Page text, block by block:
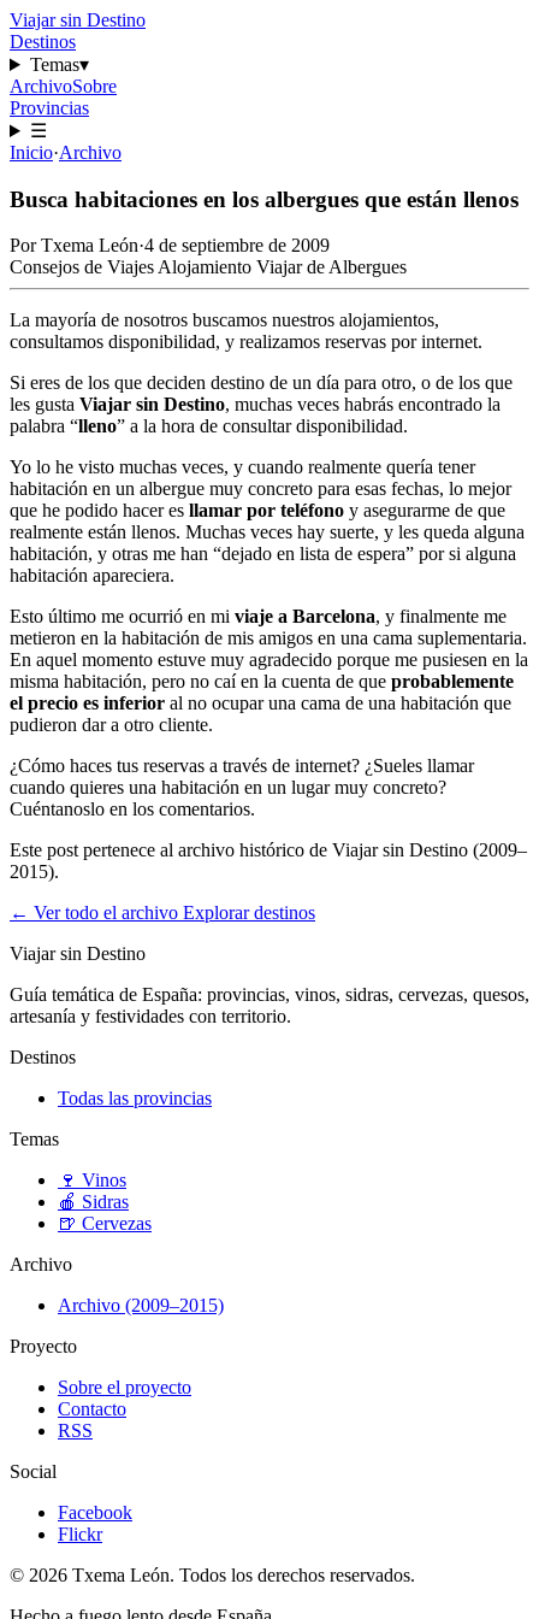
Viajar sin Destino
Destinos
Temas▾
ArchivoSobre
Provincias
☰
Inicio·Archivo
Busca habitaciones en los albergues que están llenos
PorTxema León·4 de septiembre de 2009
Consejos de ViajesAlojamiento Viajar de Albergues
La mayoría de nosotros buscamos nuestros alojamientos,
consultamos disponibilidad, y realizamos reservas por internet.
Si eres de los que deciden destino de un día para otro, o de los que
les gusta Viajar sin Destino, muchas veces habrás encontrado la
palabra “lleno” a la hora de consultar disponibilidad.
Yo lo he visto muchas veces, y cuando realmente quería tener
habitación en un albergue muy concreto para esas fechas, lo mejor
que he podido hacer es llamar por teléfono y asegurarme de que
realmente están llenos. Muchas veces hay suerte, y les queda alguna
habitación, y otras me han “dejado en lista de espera” por si alguna
habitación apareciera.
Esto último me ocurrió en mi viaje a Barcelona, y finalmente me
metieron en la habitación de mis amigos en una cama suplementaria.
En aquel momento estuve muy agradecido porque me pusiesen en la
misma habitación, pero no caí en la cuenta de que probablemente
el precio es inferior al no ocupar una cama de una habitación que
pudieron dar a otro cliente.
¿Cómo haces tus reservas a través de internet? ¿Sueles llamar
cuando quieres una habitación en un lugar muy concreto?
Cuéntanoslo en los comentarios.
Este post pertenece al archivo histórico de Viajar sin Destino (2009–
2015).
← Ver todo el archivo Explorar destinos
Viajar sin Destino
Guía temática de España: provincias, vinos, sidras, cervezas, quesos,
artesanía y festividades con territorio.
Destinos
Todas las provincias
Temas
🍷 Vinos
🍎 Sidras
🍺 Cervezas
Archivo
Archivo (2009–2015)
Proyecto
Sobre el proyecto
Contacto
RSS
Social
Facebook
Flickr
© 2026 Txema León. Todos los derechos reservados.